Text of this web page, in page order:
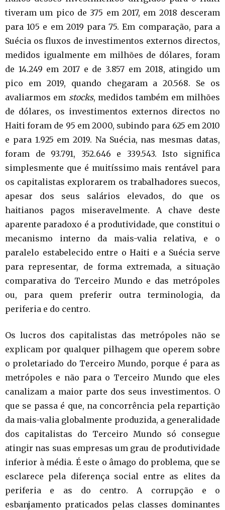
tiveram um pico de 375 em 2017, em 2018 desceram
para 105 e em 2019 para 75. Em comparação, para a
Suécia os fluxos de investimentos externos directos,
medidos igualmente em milhões de dólares, foram
de 14.249 em 2017 e de 3.857 em 2018, atingido um
pico em 2019, quando chegaram a 20.568. Se os
avaliarmos em stocks, medidos também em milhões
de dólares, os investimentos externos directos no
Haiti foram de 95 em 2000, subindo para 625 em 2010
e para 1.925 em 2019. Na Suécia, nas mesmas datas,
foram de 93.791, 352.646 e 339.543. Isto significa
simplesmente que é muitíssimo mais rentável para
os capitalistas explorarem os trabalhadores suecos,
apesar dos seus salários elevados, do que os
haitianos pagos miseravelmente. A chave deste
aparente paradoxo é a produtividade, que constitui o
mecanismo interno da mais-valia relativa, e o
paralelo estabelecido entre o Haiti e a Suécia serve
para representar, de forma extremada, a situação
comparativa do Terceiro Mundo e das metrópoles
ou, para quem preferir outra terminologia, da
periferia e do centro.
Os lucros dos capitalistas das metrópoles não se
explicam por qualquer pilhagem que operem sobre
o proletariado do Terceiro Mundo, porque é para as
metrópoles e não para o Terceiro Mundo que eles
canalizam a maior parte dos seus investimentos. O
que se passa é que, na concorrência pela repartição
da mais-valia globalmente produzida, a generalidade
dos capitalistas do Terceiro Mundo só consegue
atingir nas suas empresas um grau de produtividade
inferior à média. É este o âmago do problema, que se
esclarece pela diferença social entre as elites da
periferia e as do centro. A corrupção e o
esbanjamento praticados pelas classes dominantes